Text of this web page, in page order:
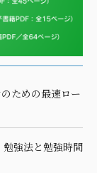
ための最速ロー
強法と勉強時間